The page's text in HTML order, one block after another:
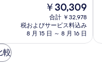
現
在
の
料
金
￥30,309
合計 ￥32,978
税およびサービス料込み
8 月 15 日 ～ 8 月 16 日
較